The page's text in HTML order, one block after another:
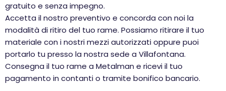
gratuito e senza impegno.
Accetta il nostro preventivo e concorda con noi la
modalità di ritiro del tuo rame. Possiamo ritirare il tuo
materiale con i nostri mezzi autorizzati oppure puoi
portarlo tu presso la nostra sede a Villafontana.
Consegna il tuo rame a Metalman e ricevi il tuo
pagamento in contanti o tramite bonifico bancario.